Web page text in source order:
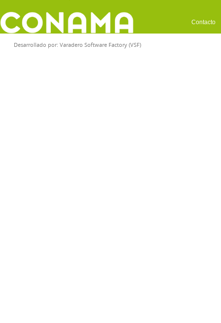
Contacto
Desarrollado por: Varadero Software Factory (VSF)